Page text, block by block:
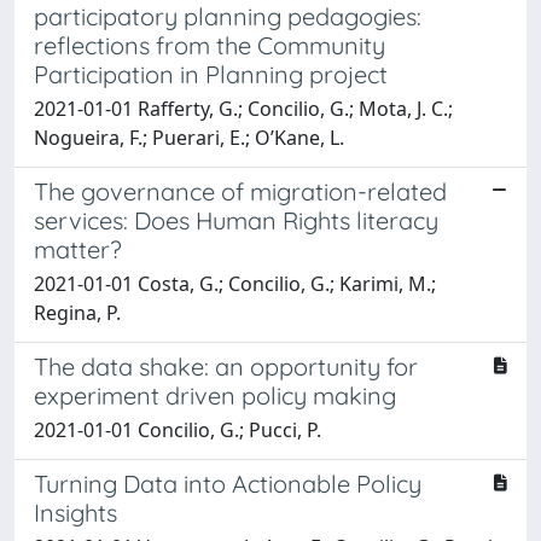
participatory planning pedagogies:
reflections from the Community
Participation in Planning project
2021-01-01 Rafferty, G.; Concilio, G.; Mota, J. C.;
Nogueira, F.; Puerari, E.; O’Kane, L.
The governance of migration-related
services: Does Human Rights literacy
matter?
2021-01-01 Costa, G.; Concilio, G.; Karimi, M.;
Regina, P.
The data shake: an opportunity for
experiment driven policy making
2021-01-01 Concilio, G.; Pucci, P.
Turning Data into Actionable Policy
Insights